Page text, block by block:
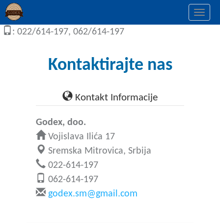
: 022/614-197, 062/614-197
Kontaktirajte nas
Kontakt Informacije
Godex, doo.
Vojislava Ilića 17
Sremska Mitrovica, Srbija
022-614-197
062-614-197
godex.sm@gmail.com